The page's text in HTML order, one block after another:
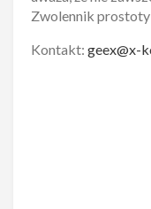
Zwolennik
Kontakt: geex@x-